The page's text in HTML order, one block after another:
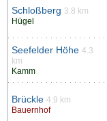
Schloßberg 3.8 km
Hügel
Seefelder Höhe 4.3
km
Kamm
Brückle 4.9 km
Bauernhof